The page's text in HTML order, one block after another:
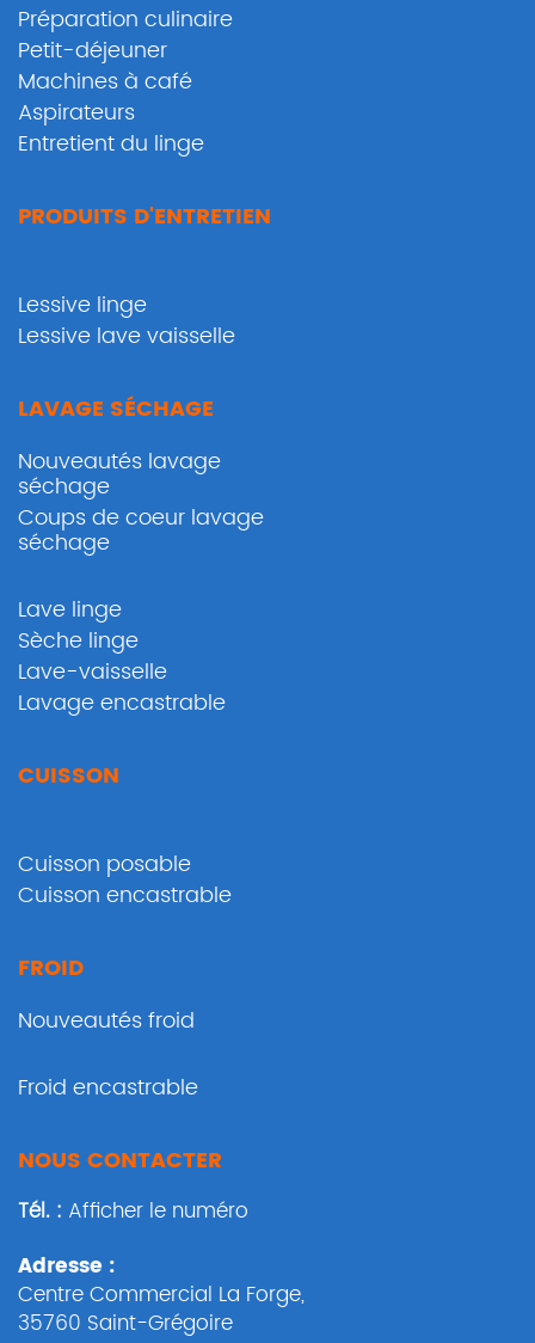
Préparation culinaire
Petit-déjeuner
Machines à café
Aspirateurs
Entretient du linge
PRODUITS D'ENTRETIEN
Lessive linge
Lessive lave vaisselle
LAVAGE SÉCHAGE
Nouveautés lavage
séchage
Coups de coeur lavage
séchage
Lave linge
Sèche linge
Lave-vaisselle
Lavage encastrable
CUISSON
Cuisson posable
Cuisson encastrable
FROID
Nouveautés froid
Froid encastrable
NOUS CONTACTER
Tél. : Afficher le numéro
Adresse :
Centre Commercial La Forge,
35760 Saint-Grégoire